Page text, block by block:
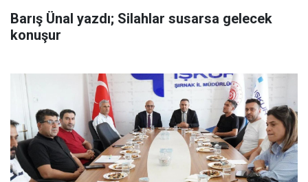
Barış Ünal yazdı; Silahlar susarsa gelecek
konuşur